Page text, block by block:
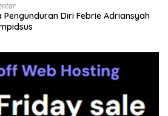
Pengunduran Diri Febrie Adriansyah